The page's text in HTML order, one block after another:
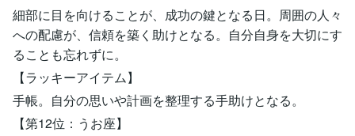
細部に目を向けることが、成功の鍵となる日。周囲の人々
への配慮が、信頼を築く助けとなる。自分自身を大切にす
ることも忘れずに。
【ラッキーアイテム】
手帳。自分の思いや計画を整理する手助けとなる。
【第12位：うお座】